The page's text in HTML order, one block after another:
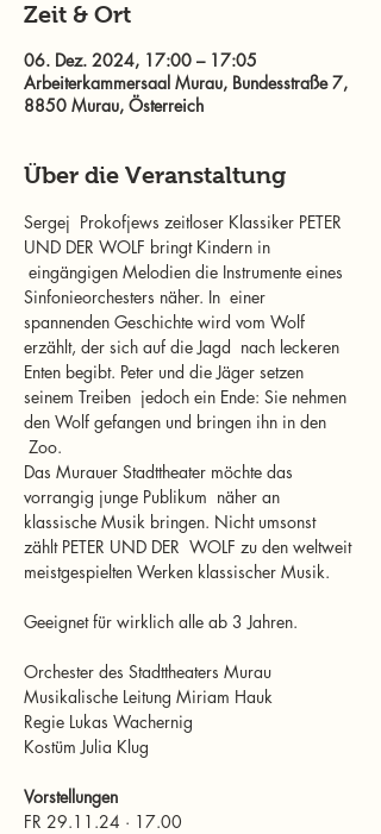
Zeit & Ort
06. Dez. 2024, 17:00 – 17:05
Arbeiterkammersaal Murau, Bundesstraße 7,
8850 Murau, Österreich
Über die Veranstaltung
Sergej  Prokofjews zeitloser Klassiker PETER
UND DER WOLF bringt Kindern in
eingängigen Melodien die Instrumente eines
Sinfonieorchesters näher. In  einer
spannenden Geschichte wird vom Wolf
erzählt, der sich auf die Jagd  nach leckeren
Enten begibt. Peter und die Jäger setzen
seinem Treiben  jedoch ein Ende: Sie nehmen
den Wolf gefangen und bringen ihn in den
Zoo.
Das Murauer Stadttheater möchte das
vorrangig junge Publikum  näher an
klassische Musik bringen. Nicht umsonst
zählt PETER UND DER  WOLF zu den weltweit
meistgespielten Werken klassischer Musik.
Geeignet für wirklich alle ab 3 Jahren.
Orchester des Stadttheaters Murau
Musikalische Leitung Miriam Hauk
Regie Lukas Wachernig
Kostüm Julia Klug
Vorstellungen
FR 29.11.24 · 17.00